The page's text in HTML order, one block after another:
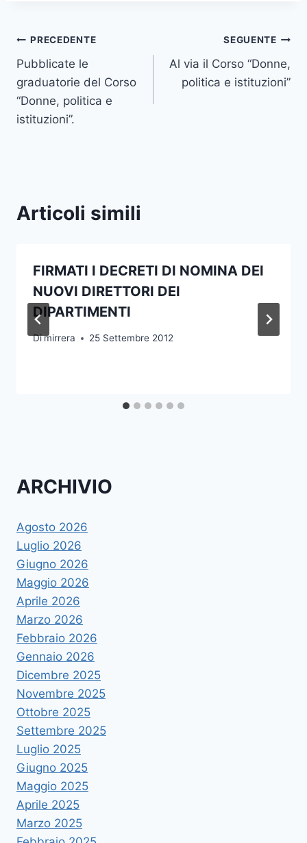
Navigazione
articoli
PRECEDENTE
Pubblicate le
graduatorie del Corso
“Donne, politica e
istituzioni”.
SEGUENTE
Al via il Corso “Donne,
politica e istituzioni”
Articoli simili
FIRMATI I DECRETI DI NOMINA DEI
NUOVI DIRETTORI DEI
DIPARTIMENTI
Dimirrera 25 Settembre 2012
ARCHIVIO
Agosto 2026
Luglio 2026
Giugno 2026
Maggio 2026
Aprile 2026
Marzo 2026
Febbraio 2026
Gennaio 2026
Dicembre 2025
Novembre 2025
Ottobre 2025
Settembre 2025
Luglio 2025
Giugno 2025
Maggio 2025
Aprile 2025
Marzo 2025